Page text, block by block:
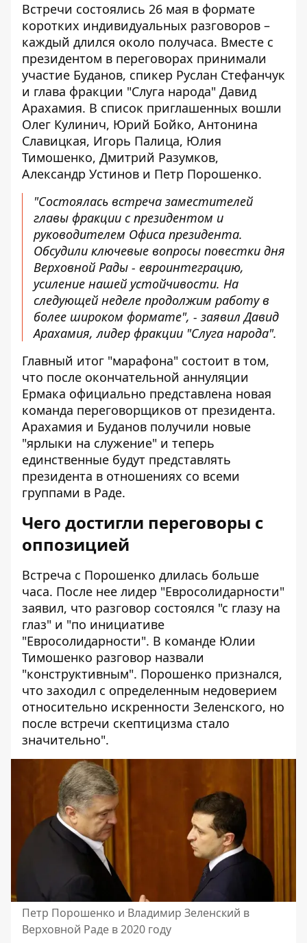
Встречи состоялись 26 мая в формате
коротких индивидуальных разговоров –
каждый длился около получаса. Вместе с
президентом в переговорах принимали
участие Буданов, спикер Руслан Стефанчук
и глава фракции "Слуга народа" Давид
Арахамия. В список приглашенных вошли
Олег Кулинич, Юрий Бойко, Антонина
Славицкая, Игорь Палица, Юлия
Тимошенко, Дмитрий Разумков,
Александр Устинов и Петр Порошенко.
"Состоялась встреча заместителей
главы фракции с президентом и
руководителем Офиса президента.
Обсудили ключевые вопросы повестки дня
Верховной Рады - евроинтеграцию,
усиление нашей устойчивости. На
следующей неделе продолжим работу в
более широком формате", - заявил Давид
Арахамия, лидер фракции "Слуга народа".
Главный итог "марафона" состоит в том,
что после окончательной аннуляции
Ермака официально представлена ​​новая
команда переговорщиков от президента.
Арахамия и Буданов получили новые
"ярлыки на служение" и теперь
единственные будут представлять
президента в отношениях со всеми
группами в Раде.
Чего достигли переговоры с
оппозицией
Встреча с Порошенко длилась больше
часа. После нее лидер "Евросолидарности"
заявил, что разговор состоялся "с глазу на
глаз" и "по инициативе
"Евросолидарности". В команде Юлии
Тимошенко разговор назвали
"конструктивным". Порошенко признался,
что заходил с определенным недоверием
относительно искренности Зеленского, но
после встречи скептицизма стало
значительно".
Петр Порошенко и Владимир Зеленский в
Верховной Раде в 2020 году